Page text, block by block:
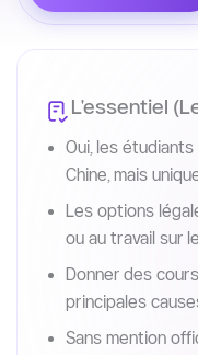
L'essentiel
Oui, les
Chine, mais
Les options
ou au travail sur
Donner des
principales
Sans mention